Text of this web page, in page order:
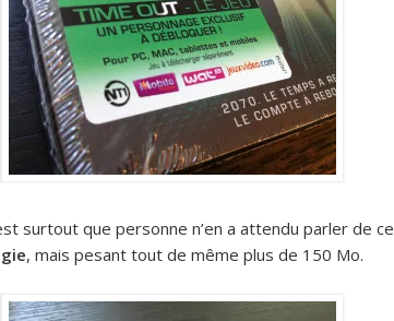
surtout que personne n’en a attendu parler de ce
, mais pesant tout de même plus de 150 Mo.